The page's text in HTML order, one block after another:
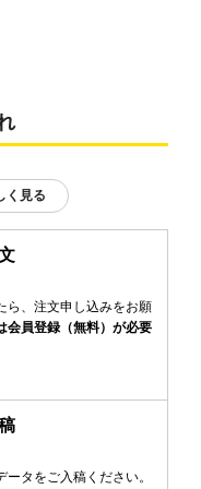
く見る
ら、注文申し込みをお願
会員登録（無料）が必要
タをご入稿ください。